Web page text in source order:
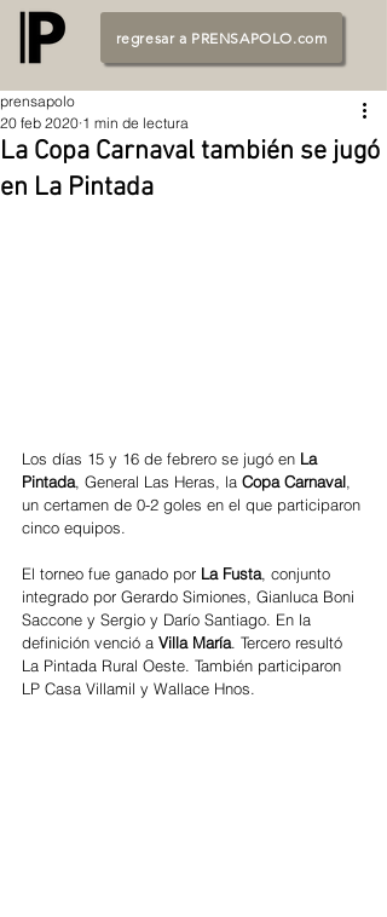
regresar a PRENSAPOLO.com
La Copa Carnaval también se jugó
en La Pintada
prensapolo
20 feb 2020 1 min de lectura
Los días 15 y 16 de febrero se jugó en La
Pintada, General Las Heras, la Copa Carnaval,
un certamen de 0-2 goles en el que participaron
cinco equipos.
El torneo fue ganado por La Fusta, conjunto
integrado por Gerardo Simiones, Gianluca Boni
Saccone y Sergio y Darío Santiago. En la
definición venció a Villa María. Tercero resultó
La Pintada Rural Oeste. También participaron
LP Casa Villamil y Wallace Hnos.